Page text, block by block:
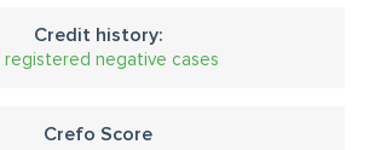
Credit history:
registered negative cases
Crefo Score